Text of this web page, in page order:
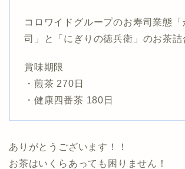
コロワイドグループのお寿司業態「
司」と「にぎりの徳兵衛」のお茶詰
賞味期限
・煎茶 270日
・健康四番茶 180日
ありがとうございます！！
お茶はいくらあっても困りません！